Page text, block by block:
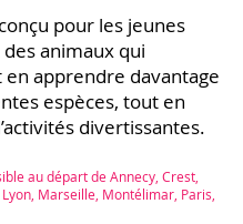
pour les jeunes
animaux qui
en apprendre davantage
espèces, tout en
divertissantes.
au départ de Annecy, Crest,
Marseille, Montélimar, Paris,